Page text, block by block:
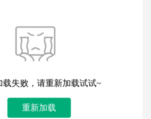
载失败，请重新加载试试~
重新加载